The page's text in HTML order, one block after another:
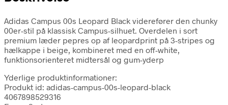
Adidas Campus 00s Leopard Black viderefører den chunky
00er-stil på klassisk Campus-silhuet. Overdelen i sort
premium læder pepres op af leopardprint på 3-stripes og
hælkappe i beige, kombineret med en off-white,
funktionsorienteret midtersål og gum-yderp
Yderlige produktinformationer:
Produkt id: adidas-campus-00s-leopard-black
4067898529316